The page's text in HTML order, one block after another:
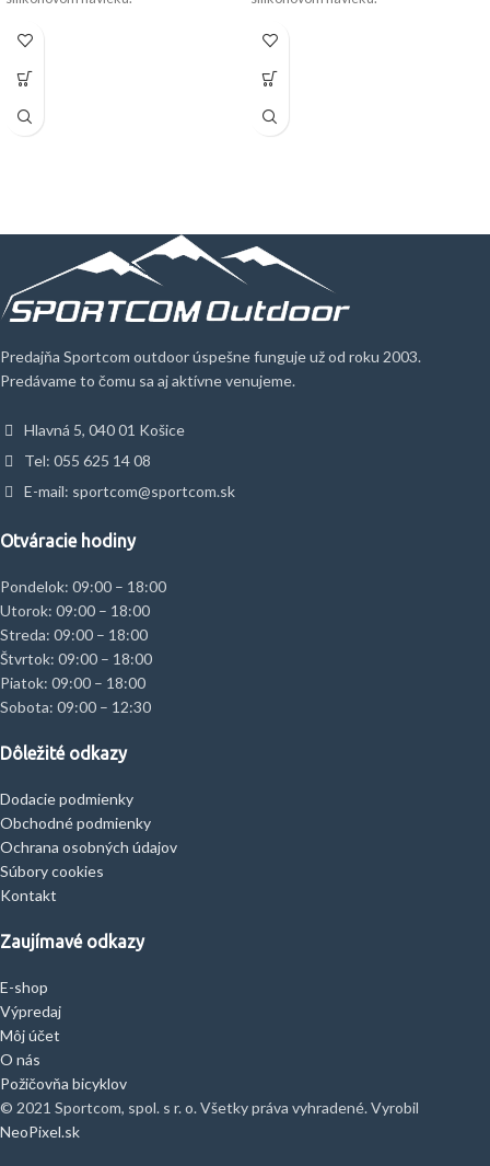
Predajňa Sportcom outdoor úspešne funguje už od roku 2003.
Predávame to čomu sa aj aktívne venujeme.
Hlavná 5, 040 01 Košice
Tel: 055 625 14 08
E-mail: sportcom@sportcom.sk
Otváracie hodiny
Pondelok: 09:00 – 18:00
Utorok: 09:00 – 18:00
Streda: 09:00 – 18:00
Štvrtok: 09:00 – 18:00
Piatok: 09:00 – 18:00
Sobota: 09:00 – 12:30
Dôležité odkazy
Dodacie podmienky
Obchodné podmienky
Ochrana osobných údajov
Súbory cookies
Kontakt
Zaujímavé odkazy
E-shop
Výpredaj
Môj účet
O nás
Požičovňa bicyklov
© 2021 Sportcom, spol. s r. o. Všetky práva vyhradené. Vyrobil
NeoPixel.sk